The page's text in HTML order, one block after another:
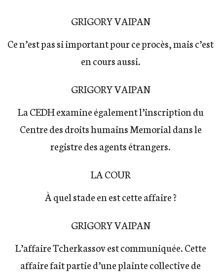
GRIGORY VAIPAN
Ce n’est pas si important pour ce procès, mais c’est
en cours aussi.
GRIGORY VAIPAN
La CEDH examine également l’inscription du
Centre des droits humains Memorial dans le
registre des agents étrangers.
LA COUR
À quel stade en est cette affaire ?
GRIGORY VAIPAN
L’affaire Tcherkassov est communiquée. Cette
affaire fait partie d’une plainte collective de